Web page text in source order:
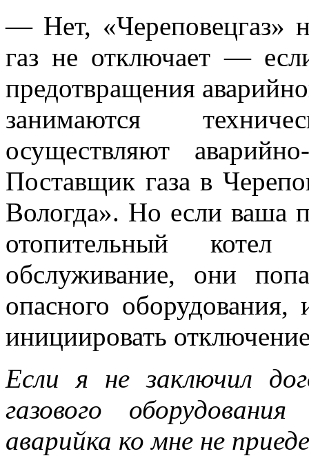
— Нет, «Череповецгаз»
газ не отключает —
предотвращения
занимаются
осуществляют
Поставщик газа в
Вологда». Но если ваша
отопительный
обслуживание, они
опасного оборудования,
инициировать
Если я не заключил
газового
аварийка ко мне не